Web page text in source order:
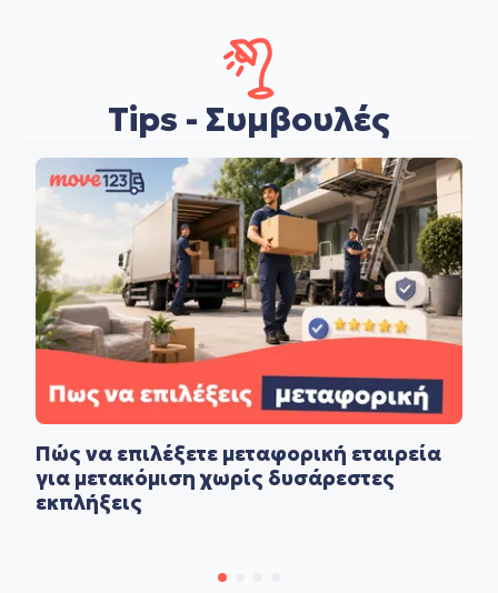
Tips - Συμβουλές
Πώς να επιλέξετε μεταφορική εταιρεία
για μετακόμιση χωρίς δυσάρεστες
εκπλήξεις